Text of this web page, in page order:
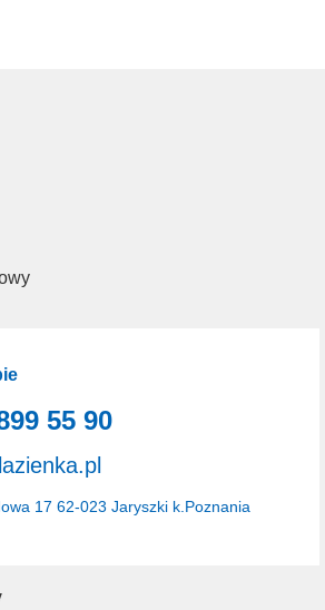
17 62-023 Jaryszki k.Poznania
55 90